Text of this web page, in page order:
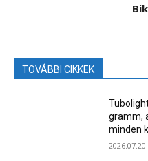
TOVÁBBI CIKKEK
gramm,
minden
2026.07.20.